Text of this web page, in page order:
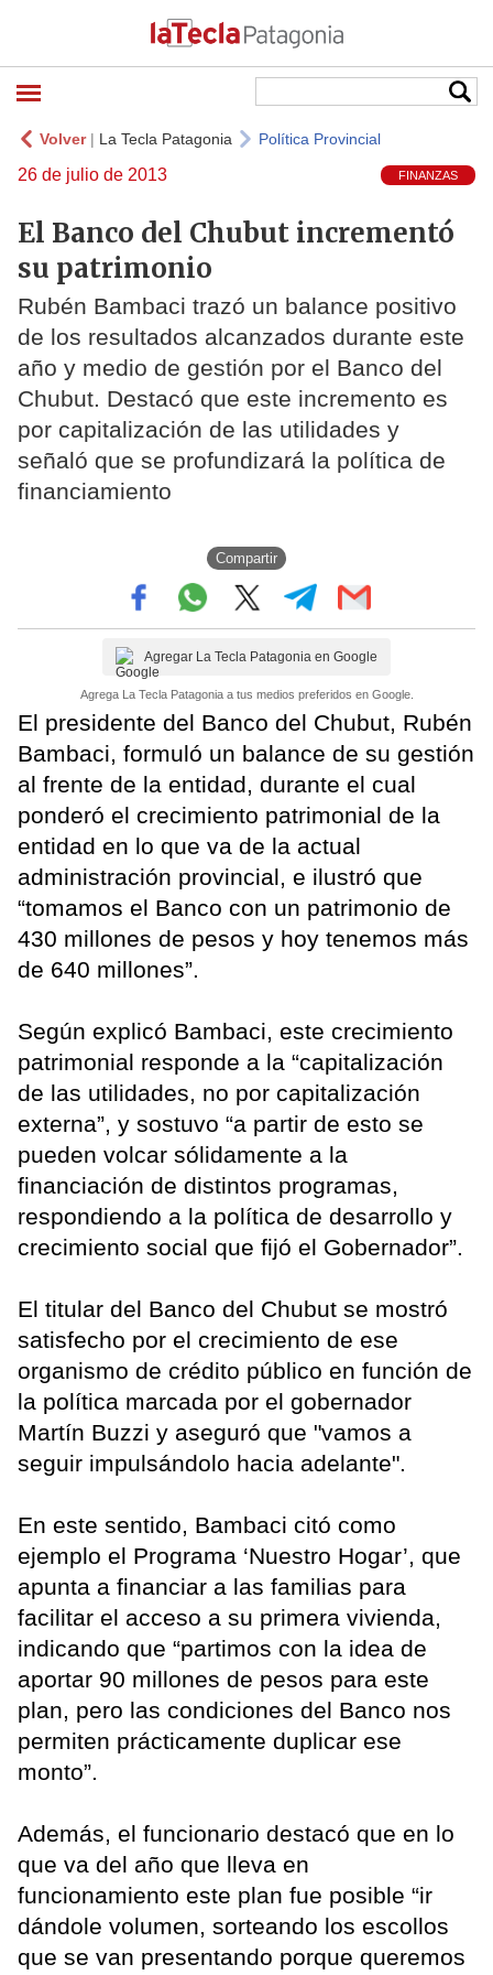
Volver| La Tecla Patagonia Política Provincial
26 de julio de 2013 FINANZAS
El Banco del Chubut incrementó
su patrimonio
Rubén Bambaci trazó un balance positivo
de los resultados alcanzados durante este
año y medio de gestión por el Banco del
Chubut. Destacó que este incremento es
por capitalización de las utilidades y
señaló que se profundizará la política de
financiamiento
Compartir
Agregar La Tecla Patagonia en Google
Agrega La Tecla Patagonia a tus medios preferidos en Google.
El presidente del Banco del Chubut, Rubén
Bambaci, formuló un balance de su gestión
al frente de la entidad, durante el cual
ponderó el crecimiento patrimonial de la
entidad en lo que va de la actual
administración provincial, e ilustró que
“tomamos el Banco con un patrimonio de
430 millones de pesos y hoy tenemos más
de 640 millones”.
Según explicó Bambaci, este crecimiento
patrimonial responde a la “capitalización
de las utilidades, no por capitalización
externa”, y sostuvo “a partir de esto se
pueden volcar sólidamente a la
financiación de distintos programas,
respondiendo a la política de desarrollo y
crecimiento social que fijó el Gobernador”.
El titular del Banco del Chubut se mostró
satisfecho por el crecimiento de ese
organismo de crédito público en función de
la política marcada por el gobernador
Martín Buzzi y aseguró que "vamos a
seguir impulsándolo hacia adelante".
En este sentido, Bambaci citó como
ejemplo el Programa ‘Nuestro Hogar’, que
apunta a financiar a las familias para
facilitar el acceso a su primera vivienda,
indicando que “partimos con la idea de
aportar 90 millones de pesos para este
plan, pero las condiciones del Banco nos
permiten prácticamente duplicar ese
monto”.
Además, el funcionario destacó que en lo
que va del año que lleva en
funcionamiento este plan fue posible “ir
dándole volumen, sorteando los escollos
que se van presentando porque queremos